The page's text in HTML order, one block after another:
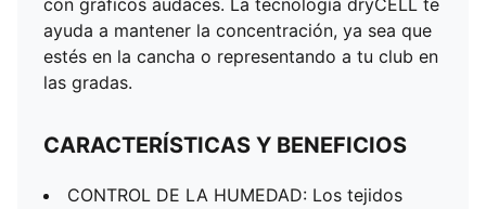
con gráficos audaces. La tecnología dryCELL te
ayuda a mantener la concentración, ya sea que
estés en la cancha o representando a tu club en
las gradas.
CARACTERÍSTICAS Y BENEFICIOS
CONTROL DE LA HUMEDAD: Los tejidos